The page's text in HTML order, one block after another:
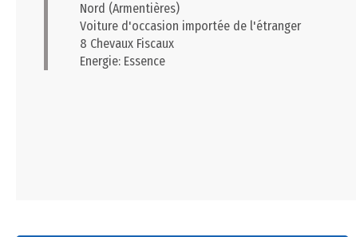
Nord (Armentières)
Voiture d'occasion importée de l'étranger
8 Chevaux Fiscaux
Energie: Essence